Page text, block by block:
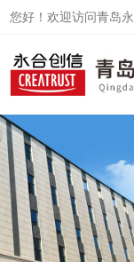
您好！欢迎访问青岛